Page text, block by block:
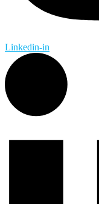
Linkedin-in